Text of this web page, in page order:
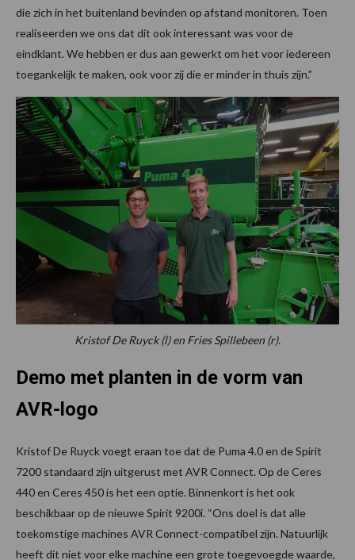
die zich in het buitenland bevinden op afstand monitoren. Toen
realiseerden we ons dat dit ook interessant was voor de
eindklant. We hebben er dus aan gewerkt om het voor iedereen
toegankelijk te maken, ook voor zij die er minder in thuis zijn.”
Kristof De Ruyck (l) en Fries Spillebeen (r).
Demo met planten in de vorm van
AVR-logo
Kristof De Ruyck voegt eraan toe dat de Puma 4.0 en de Spirit
7200 standaard zijn uitgerust met AVR Connect. Op de Ceres
440 en Ceres 450 is het een optie. Binnenkort is het ook
beschikbaar op de nieuwe Spirit 9200i. “Ons doel is dat alle
toekomstige machines AVR Connect-compatibel zijn. Natuurlijk
heeft dit niet voor elke machine een grote toegevoegde waarde,